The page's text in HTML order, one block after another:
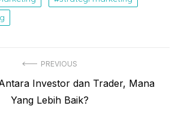
PREVIOUS
Investor dan Trader, Mana
Yang Lebih Baik?